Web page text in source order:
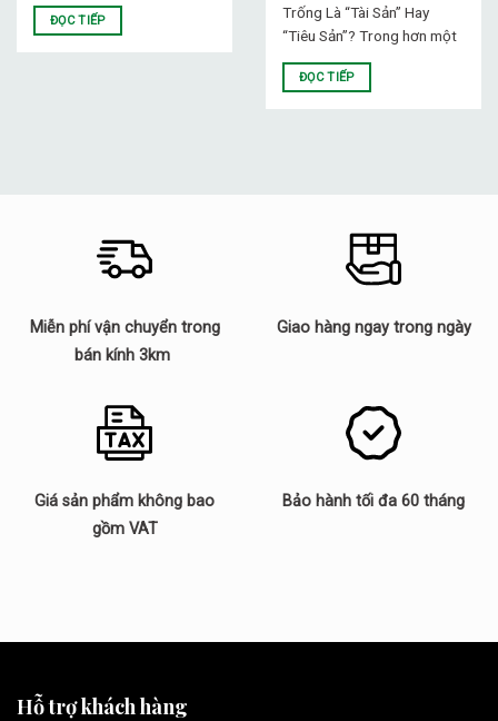
ĐỌC TIẾP
Trống Là “Tài Sản” Hay
“Tiêu Sản”? Trong hơn một
ĐỌC TIẾP
Miễn phí vận chuyển trong
bán kính 3km
Giao hàng ngay trong ngày
Giá sản phẩm không bao
gồm VAT
Bảo hành tối đa 60 tháng
Hỗ trợ khách hàng